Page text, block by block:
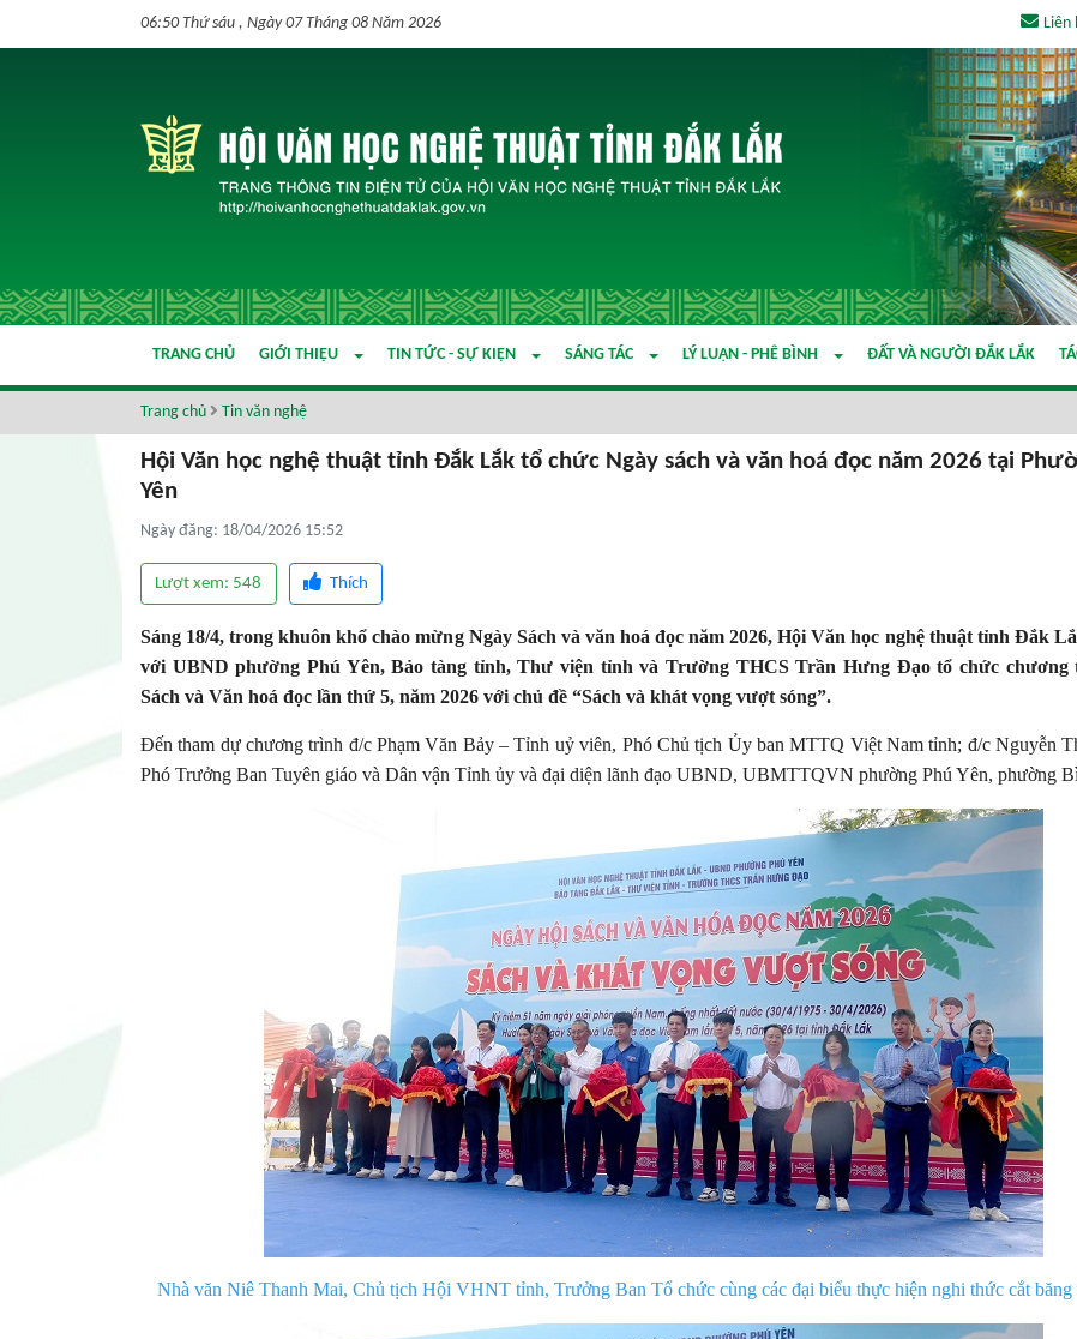
06:50 Thứ sáu , Ngày 07 Tháng 08 Năm 2026 Liên
TRANG CHỦ GIỚI THIỆU TIN TỨC - SỰ KIỆN SÁNG TÁC LÝ LUẬN - PHÊ BÌNH ĐẤT VÀ NGƯỜI ĐẮK LẮK
Trang chủ Tin văn nghệ
Hội Văn học nghệ thuật tỉnh Đắk Lắk tổ chức Ngày sách và văn hoá đọc năm 2026 tại
Yên
Ngày đăng: 18/04/2026 15:52
Lượt xem: 548 Thích
Sáng 18/4, trong khuôn khổ chào mừng Ngày Sách và văn hoá đọc năm 2026, Hội Văn học nghệ thuật tỉnh Đắk
với UBND phường Phú Yên, Bảo tàng tỉnh, Thư viện tỉnh và Trường THCS Trần Hưng Đạo tổ chức chương
Sách và Văn hoá đọc lần thứ 5, năm 2026 với chủ đề “Sách và khát vọng vượt sóng”.
Đến tham dự chương trình đ/c Phạm Văn Bảy – Tỉnh uỷ viên, Phó Chủ tịch Ủy ban MTTQ Việt Nam tỉnh; đ/c Nguyễn
Phó Trưởng Ban Tuyên giáo và Dân vận Tỉnh ủy và đại diện lãnh đạo UBND, UBMTTQVN phường Phú Yên, phường
Nhà văn Niê Thanh Mai, Chủ tịch Hội VHNT tỉnh, Trưởng Ban Tổ chức cùng các đại biểu thực hiện nghi thức cắt băng
Tạp chí Chư Yang Sin số 351
Tạp chí Chư Yang Sin số 363 (tháng
11 - 2022)
Tạp chí Chư Yang Sin